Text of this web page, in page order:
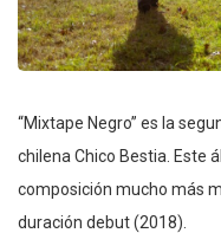
“Mixtape Negro” es la
chilena Chico Bestia. Este
composición mucho más
duración debut (2018).